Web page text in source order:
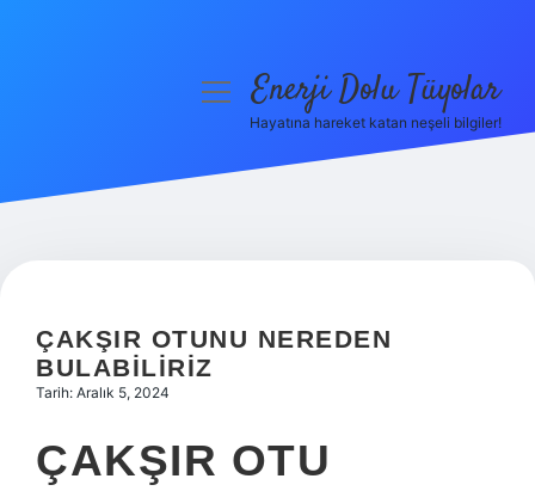
Hakkımızda
menüyüEnerji Dolu Tüyolar
Hayatına hareket katan neşeli bilgiler!
ÇAKŞIR OTUNU NEREDEN
BULABILIRIZ
Tarih: Aralık 5, 2024
ÇAKŞIR OTU